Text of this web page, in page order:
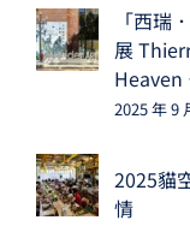
「西瑞
展
2025 年 9
2025貓
情